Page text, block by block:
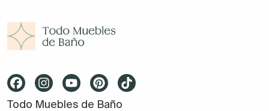
Todo Muebles de Baño